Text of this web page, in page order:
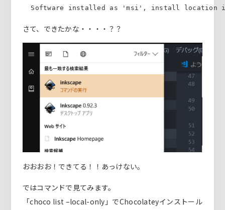
Software installed as 'msi', install location
さて、できたかな・・・・？？
おおおお！できてる！！あっけない。
ではコマンドで見てみます。
「choco list –local-only」でChocolateyインストール